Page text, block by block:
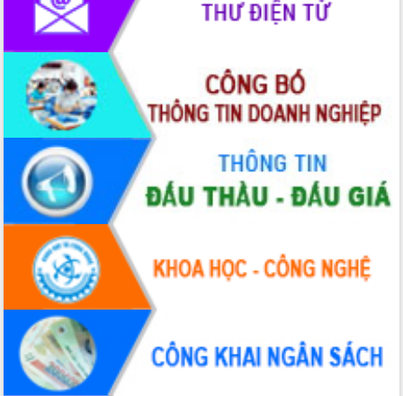
Tập huấn ứng dụng trí tuệ nhân tạo (AI)
trong thương mại điện tử năm 2026
Đoàn đại biểu Quốc hội tỉnh Đắk Lắk
trao đổi thông tin trước Kỳ họp thứ
nhất, Quốc hội khóa XVI
Quyết liệt cải cách hành chính, khơi
thông nguồn lực phát triển
Nâng cao hiệu lực, hiệu quả HĐND
tỉnh thông qua hiện đại hóa hành chính
Xã Ea Phê gắn cải cách hành chính với
chuyển đổi số
Phó Chủ tịch Thường trực UBND tỉnh
Hồ Thị Nguyên Thảo làm việc tại Trung
tâm Phục vụ hành chính công xã Ea
Phê
Xây dựng nền hành chính số đồng
hành cùng nông dân dân, doanh nghiệp
Giai đoạn 2026-2030, Đắk Lắk phấn
đấu có 77% xã đạt chuẩn nông thôn
mới